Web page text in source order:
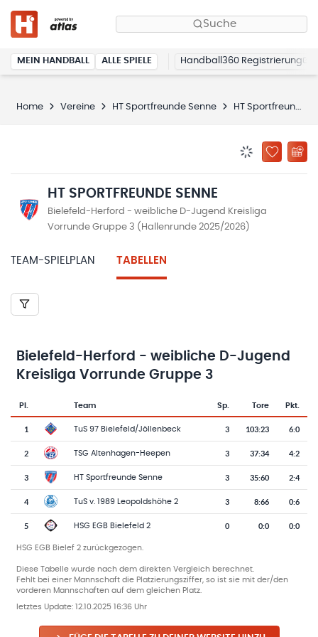
Suche
MEIN HANDBALL ALLE SPIELE Handball360 Registrierung
Home Vereine HT Sportfreunde Senne HT Sportfreunde Senne
ZU
HT SPORTFREUNDE SENNE
Bielefeld-Herford - weibliche D-Jugend Kreisliga
Vorrunde Gruppe 3 (Hallenrunde 2025/2026)
TEAM-SPIELPLAN TABELLEN
Bielefeld-Herford - weibliche D-Jugend
Kreisliga Vorrunde Gruppe 3
Tabelle mit Vereinsplatzierungen, Spielen, Toren und Punkten
Pl.
Team-Logo
Team Sp. Tore Pkt.
1 TuS 97 Bielefeld/Jöllenbeck 3 103:23 6:0
2 TSG Altenhagen-Heepen 3 37:34 4:2
3 HT Sportfreunde Senne 3 35:60 2:4
4 TuS v. 1989 Leopoldshöhe 2 3 8:66 0:6
5 HSG EGB Bielefeld 2 0 0:0 0:0
HSG EGB Bielef 2 zurückgezogen.
Diese Tabelle wurde nach dem direkten Vergleich berechnet.
Fehlt bei einer Mannschaft die Platzierungsziffer, so ist sie mit der/den
vorderen Mannschaften auf dem gleichen Platz.
letztes Update: 12.10.2025 16:36 Uhr